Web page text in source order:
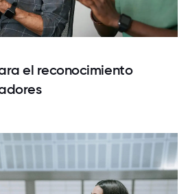
el reconocimiento